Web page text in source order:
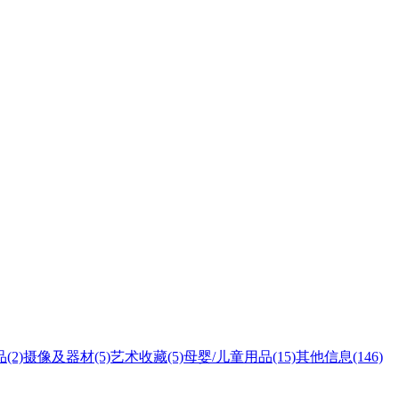
(2)摄像及器材(5)艺术收藏(5)母婴/儿童用品(15)其他信息(146)